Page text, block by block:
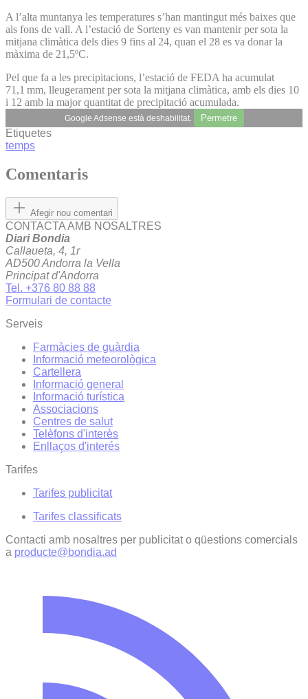
A l’alta muntanya les temperatures s’han mantingut més baixes que
als fons de vall. A l’estació de Sorteny es van mantenir per sota la
mitjana climàtica dels dies 9 fins al 24, quan el 28 es va donar la
màxima de 21,5ºC.
Pel que fa a les precipitacions, l’estació de FEDA ha acumulat
71,1 mm, lleugerament per sota la mitjana climàtica, amb els dies 10
i 12 amb la major quantitat de precipitació acumulada.
Google Adsense està deshabilitat. Permetre
Etiquetes
temps
Comentaris
Afegir nou comentari
CONTACTA AMB NOSALTRES
Diari Bondia
Callaueta, 4, 1r
AD500 Andorra la Vella
Principat d'Andorra
Tel. +376 80 88 88
Formulari de contacte
Serveis
Farmàcies de guàrdia
Informació meteorològica
Cartellera
Informació general
Informació turística
Associacions
Centres de salut
Telèfons d'interès
Enllaços d'interés
Tarifes
Tarifes publicitat
Tarifes classificats
Contacti amb nosaltres per publicitat o qüestions comercials
a producte@bondia.ad